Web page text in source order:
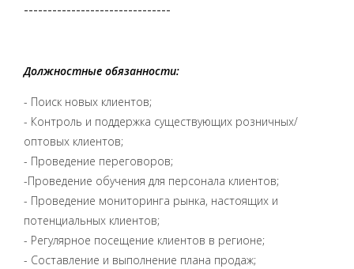
-------------------------------
Должностные обязанности:
- Поиск новых клиентов;
- Контроль и поддержка существующих розничных/
оптовых клиентов;
- Проведение переговоров;
-Проведение обучения для персонала клиентов;
- Проведение мониторинга рынка, настоящих и
потенциальных клиентов;
- Регулярное посещение клиентов в регионе;
- Составление и выполнение плана продаж;